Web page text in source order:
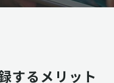
するメリット